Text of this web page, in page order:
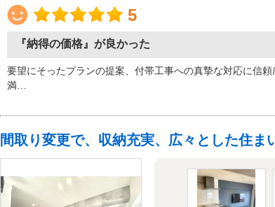
5
『納得の価格』が良かった
要望にそったプランの提案、付帯工事への真摯な対応に信
満…
間取り変更で、収納充実、広々とした住ま